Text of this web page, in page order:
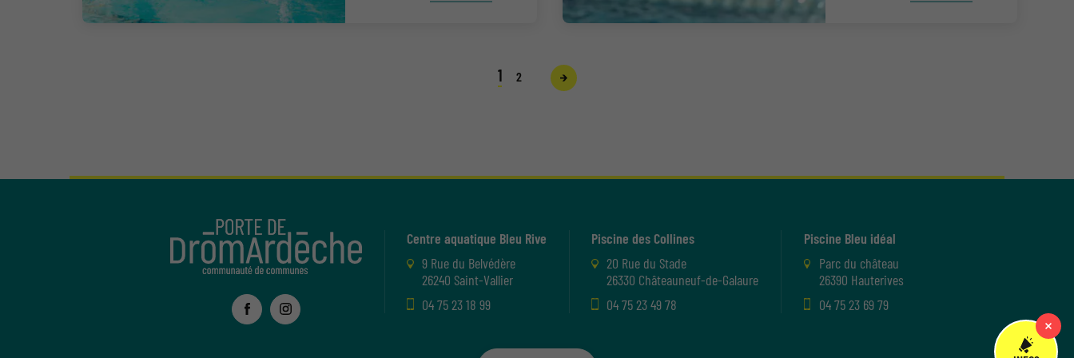
1 2
Centre aquatique Bleu Rive
9 Rue du Belvédère
26240 Saint-Vallier
04 75 23 18 99
Piscine des Collines
20 Rue du Stade
26330 Châteauneuf-de-Galaure
04 75 23 49 78
Piscine Bleu idéal
Parc du château
26390 Hauterives
04 75 23 69 79